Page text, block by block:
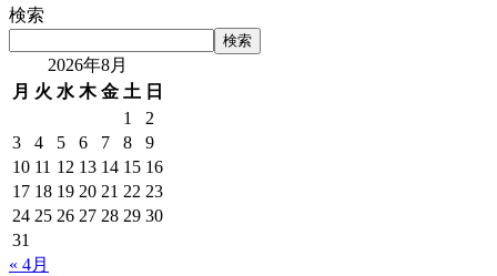
検索
検索
2026年8月
月 火 水 木 金 土 日
1
2
3
4 5 6 7 8
9
10 11 12 13 14 15 16
17 18 19 20 21 22 23
24 25 26 27 28 29 30
31
« 4月